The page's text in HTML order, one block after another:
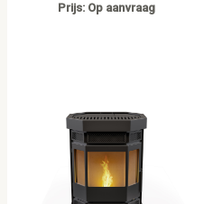
Prijs: Op aanvraag